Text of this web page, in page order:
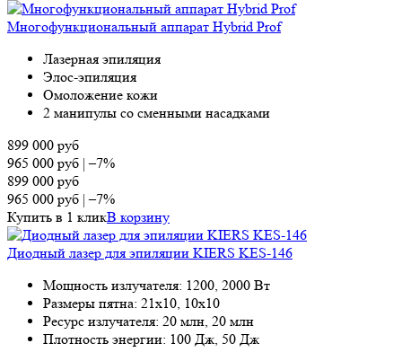
Многофункциональный аппарат Hybrid Prof
Лазерная эпиляция
Элос-эпиляция
Омоложение кожи
2 манипулы со сменными насадками
899 000 руб
965 000 руб |–7%
899 000 руб
965 000 руб |–7%
Купить в 1 кликВ корзину
Диодный лазер для эпиляции KIERS KES-146
Мощность излучателя: 1200, 2000 Вт
Размеры пятна: 21х10, 10х10
Ресурс излучателя: 20 млн, 20 млн
Плотность энергии: 100 Дж, 50 Дж